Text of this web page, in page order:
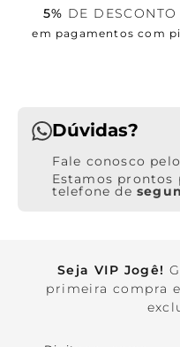
5% DE DESCONTO
em pagamentos com
Dúvidas?
Estamos prontos
telefone de
Seja VIP Jogê!
primeira compra